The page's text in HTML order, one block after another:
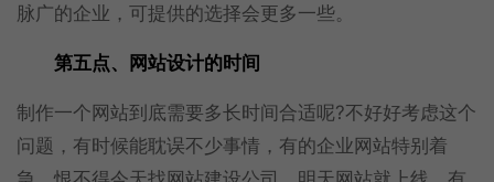
脉广的企业，可提供的选择会更多一些。
第五点、网站设计的时间
制作一个网站到底需要多长时间合适呢?不好好考虑这个
问题，有时候能耽误不少事情，有的企业网站特别着